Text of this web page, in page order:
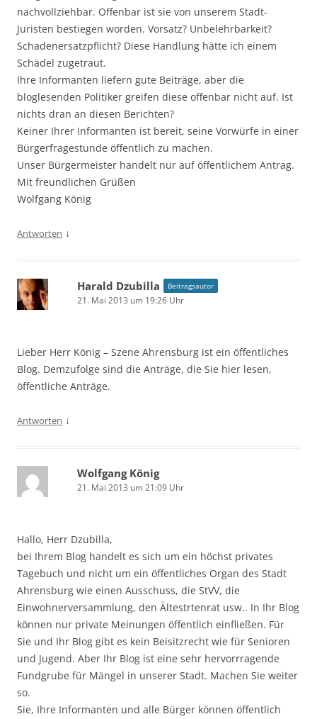
nachvollziehbar. Offenbar ist sie von unserem Stadt-
Juristen bestiegen worden. Vorsatz? Unbelehrbarkeit?
Schadenersatzpflicht? Diese Handlung hätte ich einem
Schädel zugetraut.
Ihre Informanten liefern gute Beiträge, aber die
bloglesenden Politiker greifen diese offenbar nicht auf. Ist
nichts dran an diesen Berichten?
Keiner Ihrer Informanten ist bereit, seine Vorwürfe in einer
Bürgerfragestunde öffentlich zu machen.
Unser Bürgermeister handelt nur auf öffentlichem Antrag.
Mit freundlichen Grüßen
Wolfgang König
Antworten ↓
Harald Dzubilla Beitragsautor
21. Mai 2013 um 19:26 Uhr
Lieber Herr König – Szene Ahrensburg ist ein öffentliches
Blog. Demzufolge sind die Anträge, die Sie hier lesen,
öffentliche Anträge.
Antworten ↓
Wolfgang König
21. Mai 2013 um 21:09 Uhr
Hallo, Herr Dzubilla,
bei Ihrem Blog handelt es sich um ein höchst privates
Tagebuch und nicht um ein öffentliches Organ des Stadt
Ahrensburg wie einen Ausschuss, die StVV, die
Einwohnerversammlung, den Ältestrtenrat usw.. In Ihr Blog
können nur private Meinungen öffentlich einfließen. Für
Sie und Ihr Blog gibt es kein Beisitzrecht wie für Senioren
und Jugend. Aber Ihr Blog ist eine sehr hervorrragende
Fundgrube für Mängel in unserer Stadt. Machen Sie weiter
so.
Sie, Ihre Informanten und alle Bürger können öffentlich